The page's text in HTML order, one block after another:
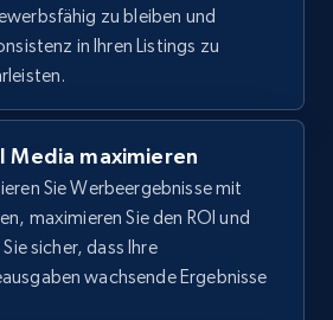
Jetzt anfangen
- Find new products by
URL
Currency, Gtin,
urls, Top reviews, and
zu bleiben und
in Ihren Listings zu
Media maximieren
Sie Werbeergebnisse mit
maximieren Sie den ROI und
sicher, dass Ihre
wachsende Ergebnisse